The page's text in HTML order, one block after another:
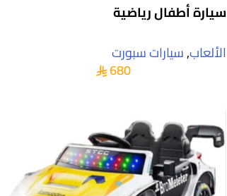
سيارة أطفال رياضية
الألعاب,سيارات سبورت
680